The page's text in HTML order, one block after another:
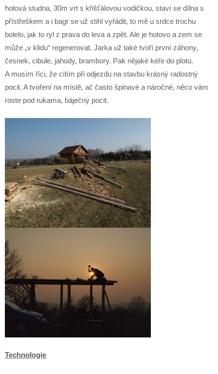
hotová studna, 30m vrt s křišťálovou vodičkou, staví se dílna s
přístřeškem a i bagr se už stihl vyřádit, to mě u srdce trochu
bolelo, jak to ryl z prava do leva a zpět. Ale je hotovo a zem se
může „v klidu“ regenerovat. Jarka už také tvoří první záhony,
česnek, cibule, jahody, brambory. Pak nějaké keře do plotu.
A musím říci, že cítím při odjezdu na stavbu krásný radostný
pocit. A tvoření na místě, ač často špinavé a náročné, něco vám
roste pod rukama, báječný pocit.
Technologie